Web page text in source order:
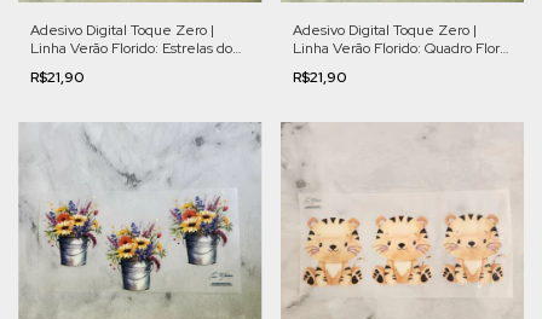
Adesivo Digital Toque Zero |
Linha Verão Florido: Estrelas do
Campo | Cod. VFL013
R$21,90
Adesivo Digital Toque Zero |
Linha Verão Florido: Quadro Floral
| Cod. VFL010
R$21,90